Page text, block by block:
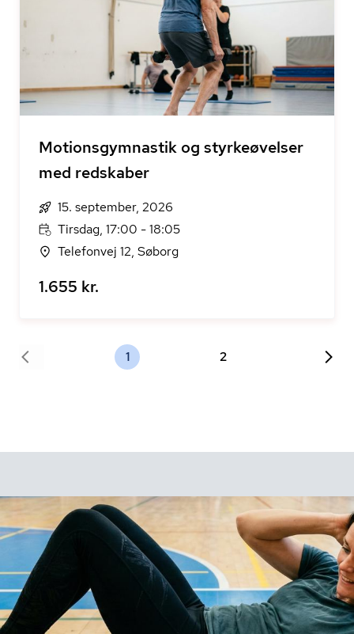
Motionsgymnastik og styrkeøvelser
med redskaber
15. september, 2026
Tirsdag, 17:00 - 18:05
Telefonvej 12, Søborg
1.655 kr.
1 2